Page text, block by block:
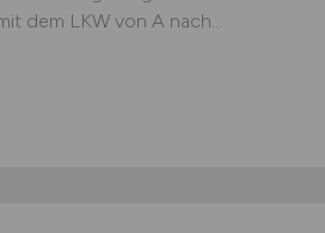
dem LKW von A nach...